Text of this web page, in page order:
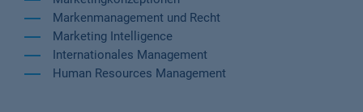
Markenmanagement und Recht
Marketing Intelligence
Internationales Management
Human Resources Management